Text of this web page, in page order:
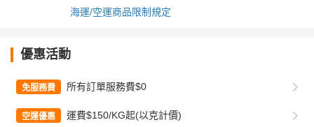
海運/空運商品限制規定
優惠活動
免服務費 所有訂單服務費$0
空運優惠 運費$150/KG起(以克計價)